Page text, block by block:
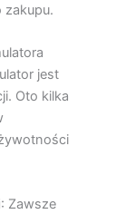
jest
Oto kilka
: Zawsze